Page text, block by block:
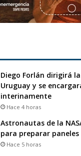
Diego Forlán dirigirá
Uruguay y se
interinamente
Hace 4 horas
Astronautas de la
para preparar paneles
Hace 5 horas